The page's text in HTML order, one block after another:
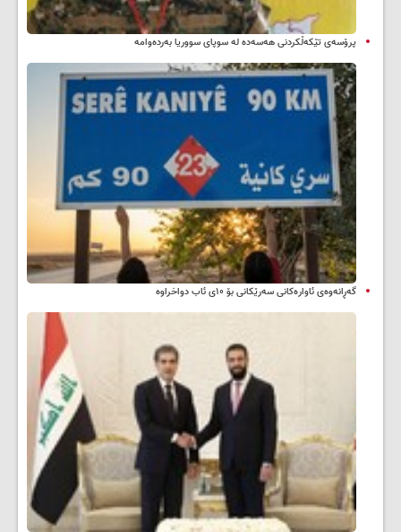
پرۆسەی تێکەڵکردنی هەسەدە لە سوپای سووریا بەردەوامە
گەڕانەوەی ئاوارەکانی سەرێکانی بۆ ۱۰ی ئاب دواخراوە